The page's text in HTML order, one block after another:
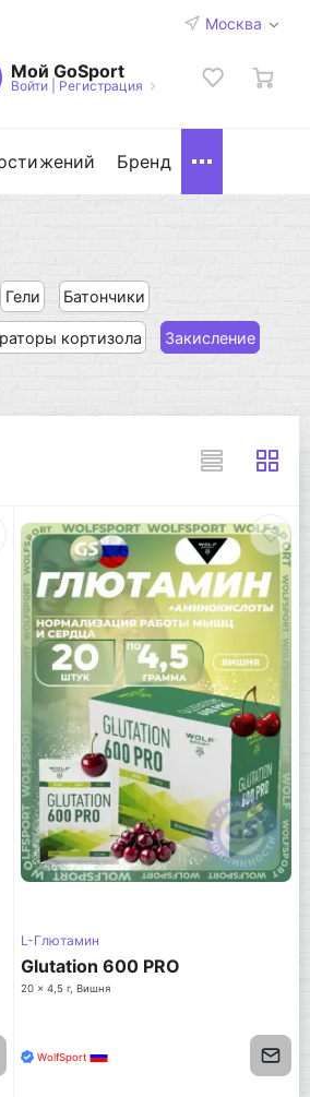
Москва
Мой GoSport
Войти| Регистрация
Бренд
Гели Батончики
кортизола Закисление
L-Глютамин
Glutation 600 PRO
20 x 4,5 г, Вишня
WolfSport